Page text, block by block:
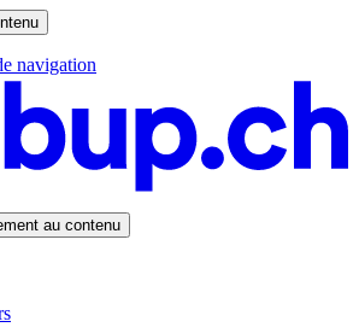
navigation
au contenu